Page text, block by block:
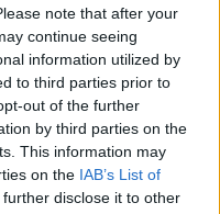
note that after your
continue seeing
information utilized by
to third parties prior to
out of the further
by third parties on the
This information may
on the IAB’s List of
disclose it to other
La
la